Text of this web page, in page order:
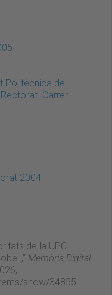
Politècnica de
Carrer
2004
de la UPC
Memòria Digital
show/34855